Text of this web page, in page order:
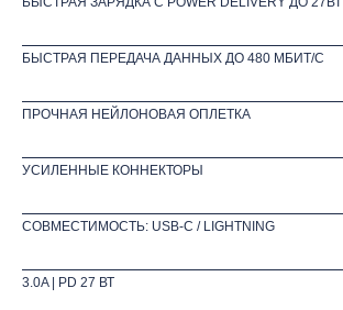
ПРОЧНАЯ НЕЙЛОНОВАЯ ОПЛЕТКА
БЫСТРАЯ ПЕРЕДАЧА ДАННЫХ ДО 480 МБИТ/С
УСИЛЕННЫЕ КОННЕКТОРЫ
СОВМЕСТИМОСТЬ: USB-C / LIGHTNING
3.0A | PD 27 ВТ